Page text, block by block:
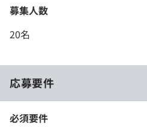
募集人数
20名
応募要件
必須要件